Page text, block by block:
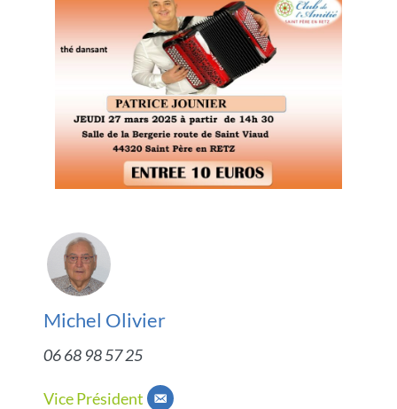
Michel Olivier
06 68 98 57 25
Vice Président